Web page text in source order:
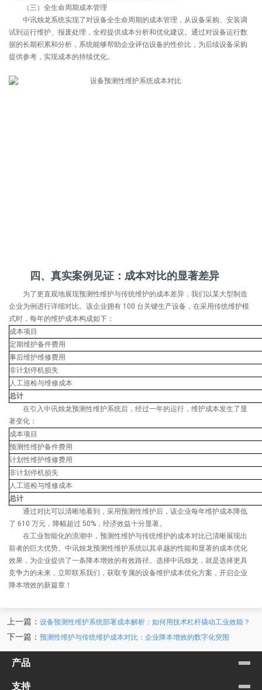
（三）全生命周期成本管理
中讯烛龙系统实现了对设备全生命周期的成本管理，从设备采购、安装调
试到运行维护、报废处理，全程提供成本分析和优化建议。通过对设备运行数
据的长期积累和分析，系统能够帮助企业评估设备的性价比，为后续设备采购
提供参考，实现成本的持续优化。
四、真实案例见证：成本对比的显著差异
为了更直观地展现预测性维护与传统维护的成本差异，我们以某大型制造
企业为例进行详细对比。该企业拥有 100 台关键生产设备，在采用传统维护模
式时，每年的维护成本构成如下：
成本项目
定期维护备件费用
事后维护维修费用
非计划停机损失
人工巡检与维修成本
总计
在引入中讯烛龙预测性维护系统后，经过一年的运行，维护成本发生了显
著变化：
成本项目
预测性维护备件费用
计划性维护维修费用
非计划停机损失
人工巡检与维修成本
总计
通过对比可以清晰地看到，采用预测性维护后，该企业每年维护成本降低
了 610 万元，降幅超过 50%，经济效益十分显著。
在工业智能化的浪潮中，预测性维护与传统维护的成本对比已清晰展现出
前者的巨大优势。中讯烛龙预测性维护系统以其卓越的性能和显著的成本优化
效果，为企业提供了一条降本增效的有效路径。选择中讯烛龙，就是选择更具
竞争力的未来，立即联系我们，获取专属的设备维护成本优化方案，开启企业
降本增效的新篇章！
上一篇： 设备预测性维护系统部署成本解析：如何用技术杠杆撬动工业效能？
下一篇： 预测性维护与传统维护成本对比：企业降本增效的数字化突围
产品
支持